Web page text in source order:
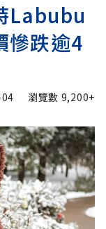
Labubu
慘跌逾4
瀏覽數 9,200+